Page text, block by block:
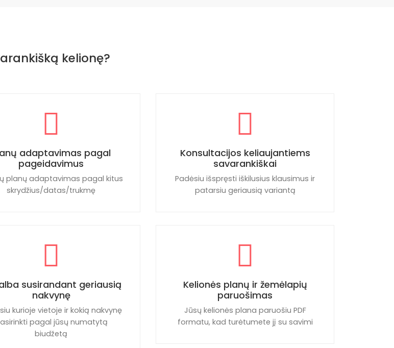
kelionę?
adaptavimas pagal
pageidavimus
planų adaptavimas pagal kitus
skrydžius/datas/trukmę
Konsultacijos keliaujantiems
savarankiškai
Padėsiu išspręsti iškilusius klausimus ir
patarsiu geriausią variantą
susirandant geriausią
nakvynę
kurioje vietoje ir kokią nakvynę
pagal jūsų numatytą
biudžetą
Kelionės planų ir žemėlapių
paruošimas
Jūsų kelionės plana paruošiu PDF
formatu, kad turėtumete jį su savimi